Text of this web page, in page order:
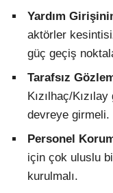
Yardım
aktörler
güç geçiş
Tarafsız
Kızılhaç/
devreye girmeli.
Personel
için çok uluslu
kurulmalı.